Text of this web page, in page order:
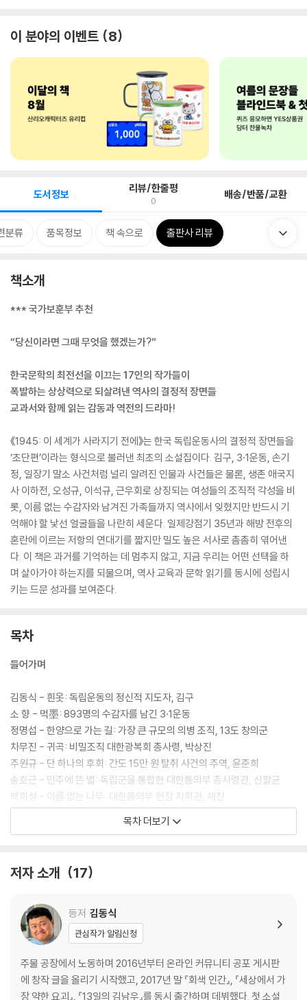
이 분야의 이벤트 8
도서정보 리뷰/한줄평
0 배송/반품/교환
분류 품목정보 책 속으로 출판사 리뷰
책소개
*** 국가보훈부 추천
“당신이라면 그때 무엇을 했겠는가?”
한국문학의 최전선을 이끄는 17인의 작가들이
폭발하는 상상력으로 되살려낸 역사의 결정적 장면들
교과서와 함께 읽는 감동과 역전의 드라마!
《1945: 이 세계가 사라지기 전에》는 한국 독립운동사의 결정적 장면들을
‘초단편’이라는 형식으로 불러낸 최초의 소설집이다. 김구, 3·1운동, 손기
정, 일장기 말소 사건처럼 널리 알려진 인물과 사건들은 물론, 생존 애국지
사 이하전, 오성규, 이석규, 근우회로 상징되는 여성들의 조직적 각성을 비
롯, 이름 없는 수감자와 남겨진 가족들까지 역사에서 잊혔지만 반드시 기
억해야 할 낯선 얼굴들을 나란히 세운다. 일제강점기 35년과 해방 전후의
혼란에 이르는 저항의 연대기를 짧지만 밀도 높은 서사로 촘촘히 엮어낸
다. 이 책은 과거를 기억하는 데 멈추지 않고, 지금 우리는 어떤 선택을 하
며 살아가야 하는지를 되물으며, 역사 교육과 문학 읽기를 동시에 성립시
키는 드문 성과를 보여준다.
목차
들어가며
김동식 - 흰옷: 독립운동의 정신적 지도자, 김구
소 향 - 먹墨: 893명의 수감자를 남긴 3·1운동
정명섭 - 한양으로 가는 길: 가장 큰 규모의 의병 조직, 13도 창의군
차무진 - 귀곡: 비밀조직 대한광복회 총사령, 박상진
주원규 - 단 하나의 후회: 간도 15만 원 탈취 사건의 주역, 윤준희
송호근 - 만주에 뜬 별: 독립군을 통합한 대한통의부 총사령관, 신팔균
백희성 - 이름 없는 나무: 대한통의부 현장 지휘관, 채찬
조영주 - 가짜 여학생: 여성 독립운동 단체, 근우회
김의경 - 철야: 글 쓰는 여성 무장투쟁가, 박차정
신을 일깨운 이사벨라 멘지스
한은형 - 슈퍼스타 K: 일장기를 단 조선의 마라토너 손기정
정진영 - 1936년 8월 24일, 태풍, 경성에서: 손기정의 가슴에서 일장기
를 지우다, 일장기 말소사건
반수연 - 한 알의 오렌지라도: 미국 한인사회의 독립운동 계승자, 이하전
김별아 - 나는, 돌아왔다: 한미 합작 특수훈련 전사, 오성규
최유안 - 손주에게: 호남의 항일운동가, 이석규
목차 더보기
저자 소개 17
등저 김동식
관심작가 알림신청
주물 공장에서 노동하며 2016년부터 온라인 커뮤니티 공포 게시판
에 창작 글을 올리기 시작했고, 2017년 말 『회색 인간』, 『세상에서 가
장 약한 요괴』, 『13일의 김남우』를 동시 출간하며 데뷔했다. 첫 소설